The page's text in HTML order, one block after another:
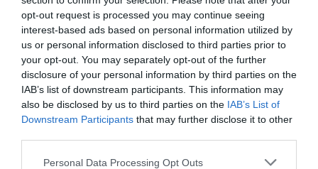
opt-out request is processed you may continue seeing
interest-based ads based on personal information utilized by
us or personal information disclosed to third parties prior to
your opt-out. You may separately opt-out of the further
disclosure of your personal information by third parties on the
IAB’s list of downstream participants. This information may
also be disclosed by us to third parties on the IAB’s List of
Downstream Participants that may further disclose it to other
Personal Data Processing Opt Outs
RELACIONADES